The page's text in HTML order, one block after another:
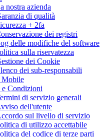
nostra azienda
di qualità
+ 2fa
dei registri
delle modifiche del software
sulla riservatezza
dei Cookie
dei sub-responsabili
e Condizioni
di servizio generali
dell'utente
sul livello di servizio
di utilizzo accettabile
del codice di terze parti